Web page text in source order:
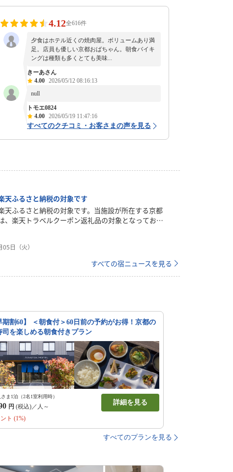
4.12全616件
夕食はホテル近くの焼肉屋。ボリュームあり満
足。店員も優しい京都おばちゃん。朝食バイキ
ングは種類も多くとても美味...
きーあさん
4.00 2026/05/12 08:16:13
null
トモエ0824
4.00 2026/05/19 11:47:16
すべてのクチコミ・お客さまの声を見る
天ふるさと納税の対象です
天ふるさと納税の対象です。当施設が所在する京都
、楽天トラベルクーポン返礼品の対象となっており
利用開始日や宿泊可能期間等をお確かめのうえ、ぜ
ください！＜楽天トラベルクーポン返礼品とは？＞宿
割引にご利用いただけます。・他のクーポンと併用で
年先までの宿泊に利用できる！・予約完了後でもあ
日目途にｍｙクーポンにクーポンが付与されます
で、クーポンを使った予約を行う
日（火）
すべての宿ニュースを見る
期割60】 ＜朝食付＞60日前の予約がお得！京都の
司を楽しめる朝食付きプラン
ま1泊（2名1室利用時）
円 (税込)／人～
詳細を見る
ト (1%)
すべてのプランを見る